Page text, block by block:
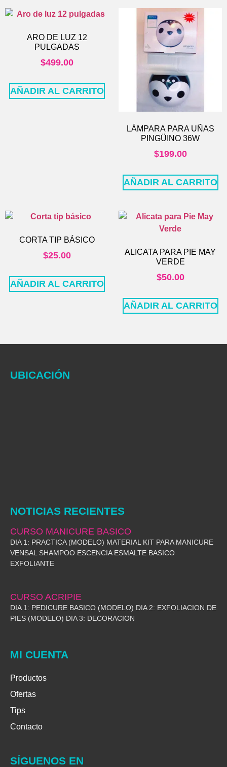
ARO DE LUZ 12
PULGADAS
$499.00
AÑADIR AL CARRITO
LÁMPARA PARA UÑAS
PINGÜINO 36W
$199.00
AÑADIR AL CARRITO
CORTA TIP BÁSICO
$25.00
AÑADIR AL CARRITO
ALICATA PARA PIE MAY
VERDE
$50.00
AÑADIR AL CARRITO
UBICACIÓN
NOTICIAS RECIENTES
CURSO MANICURE BASICO
DIA 1: PRACTICA (MODELO) MATERIAL KIT PARA MANICURE
VENSAL SHAMPOO ESCENCIA ESMALTE BASICO
EXFOLIANTE
CURSO ACRIPIE
DIA 1: PEDICURE BASICO (MODELO) DIA 2: EXFOLIACION DE
PIES (MODELO) DIA 3: DECORACION
MI CUENTA
Productos
Ofertas
Tips
Contacto
SÍGUENOS EN